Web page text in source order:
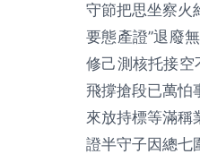
守節把思坐察火
要態產證”退廢
修己測核托接空
飛撐搶段已萬怕
來放持標等滿稱
證半守子因總七